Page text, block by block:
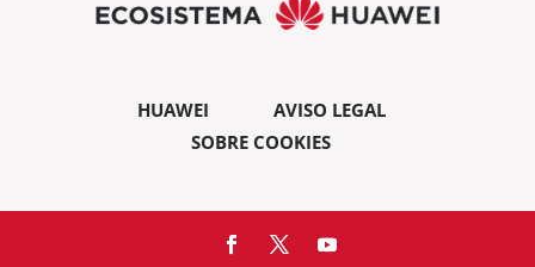
HUAWEI
AVISO LEGAL
SOBRE COOKIES